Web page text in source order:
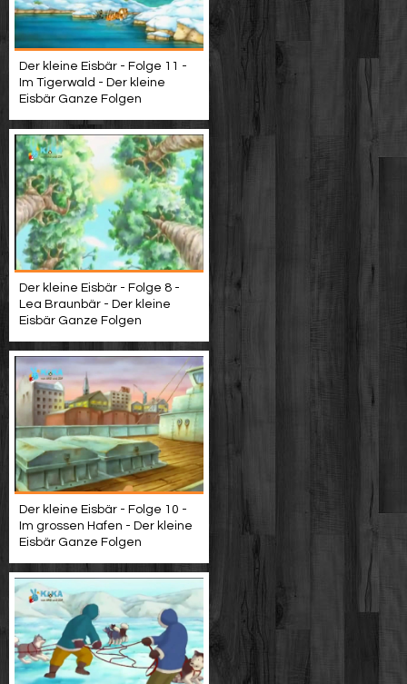
Der kleine Eisbär - Folge 11 -
Im Tigerwald - Der kleine
Eisbär Ganze Folgen
Der kleine Eisbär - Folge 8 -
Lea Braunbär - Der kleine
Eisbär Ganze Folgen
Der kleine Eisbär - Folge 10 -
Im grossen Hafen - Der kleine
Eisbär Ganze Folgen